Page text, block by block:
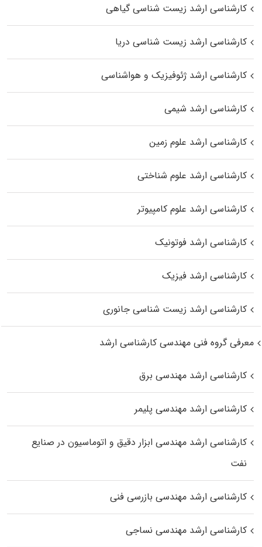
کارشناسی ارشد زیست‌ شناسی گیاهی
کارشناسی ارشد زیست‌ شناسی دریا
کارشناسی ارشد ژئوفیزیک و هواشناسی
کارشناسی ارشد شیمی
کارشناسی ارشد علوم زمین
کارشناسی ارشد علوم شناختی
کارشناسی ارشد علوم کامپیوتر
کارشناسی ارشد فوتونیک
کارشناسی ارشد فیزیک
کارشناسی ارشد زیست‌ شناسی جانوری
معرفی گروه فنی مهندسی کارشناسی ارشد
کارشناسی ارشد مهندسی برق
کارشناسی ارشد مهندسی پلیمر
کارشناسی ارشد مهندسی ابزار دقیق و اتوماسیون در صنایع
نفت
کارشناسی ارشد مهندسی بازرسی فنی
کارشناسی ارشد مهندسی نساجی